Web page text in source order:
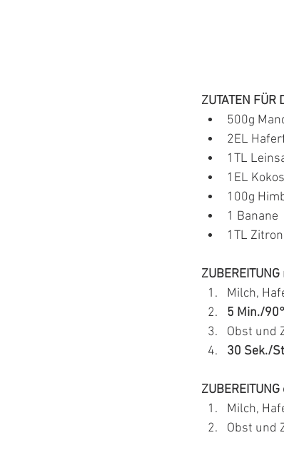
ZUTATEN
500g
2EL
1TL
1EL
100g
1 Banane
1TL
Milch,
5 Min./
Obst und
30 Sek./
Milch,
Obst und